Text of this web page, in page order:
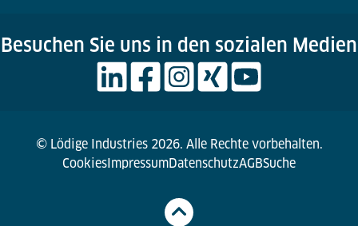
Besuchen Sie uns in den sozialen Medien
© Lödige Industries 2026. Alle Rechte vorbehalten.
CookiesImpressumDatenschutzAGBSuche